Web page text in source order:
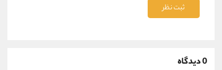
ثبت نظر
0 دیدگاه